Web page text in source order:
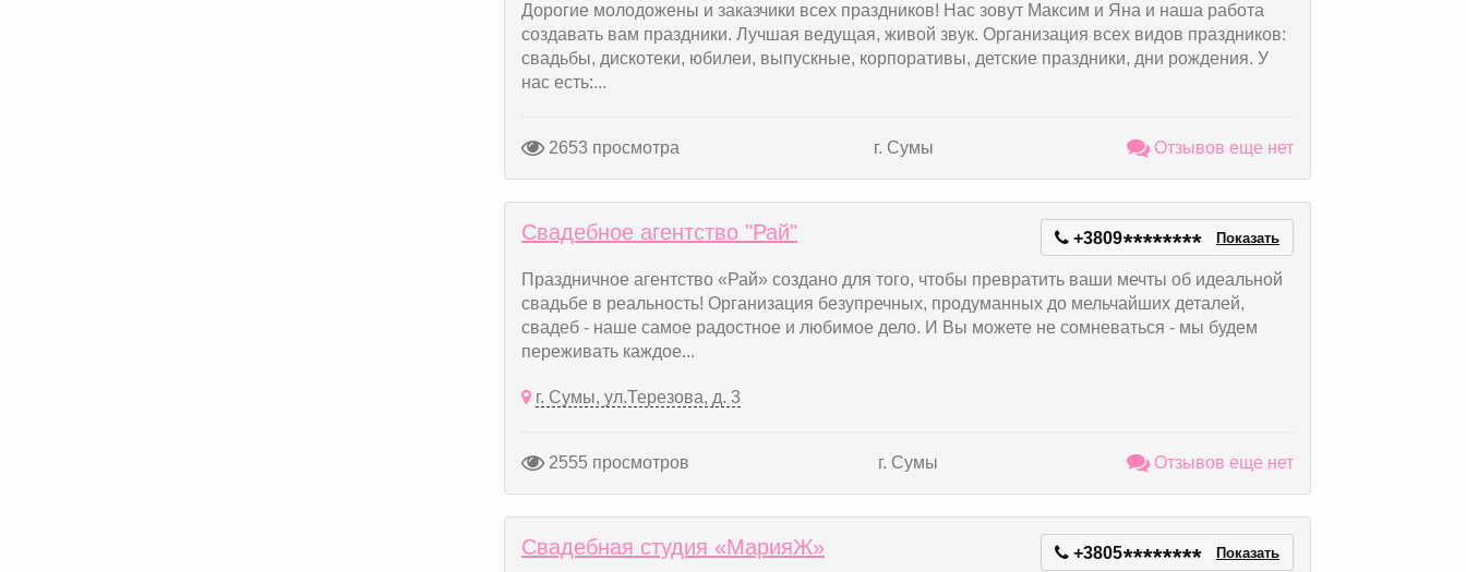
Дорогие молодожены и заказчики всех праздников! Нас зовут Максим и Яна и наша работа
создавать вам праздники. Лучшая ведущая, живой звук. Организация всех видов праздников:
свадьбы, дискотеки, юбилеи, выпускные, корпоративы, детские праздники, дни рождения. У
нас есть:...
2653 просмотра г. Сумы Отзывов еще нет
Свадебное агентство "Рай" +3809******** Показать
Праздничное агентство «Рай» создано для того, чтобы превратить ваши мечты об идеальной
свадьбе в реальность! Организация безупречных, продуманных до мельчайших деталей,
свадеб - наше самое радостное и любимое дело. И Вы можете не сомневаться - мы будем
переживать каждое...
г. Сумы, ул.Терезова, д. 3
2555 просмотров г. Сумы Отзывов еще нет
Свадебная студия «МарияЖ» +3805******** Показать